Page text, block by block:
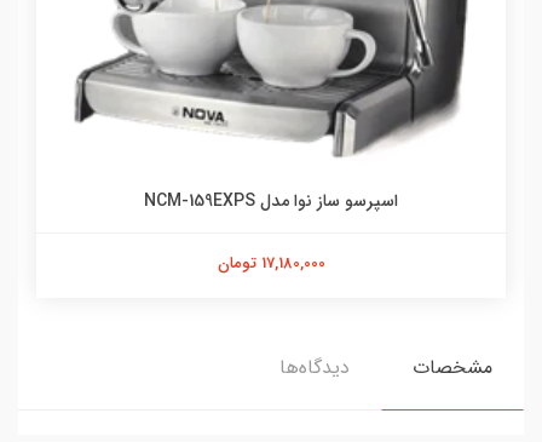
اسپرسو ساز نوا مدل NCM-159EXPS
17,180,000 تومان
مشخصات دیدگاه‌ها